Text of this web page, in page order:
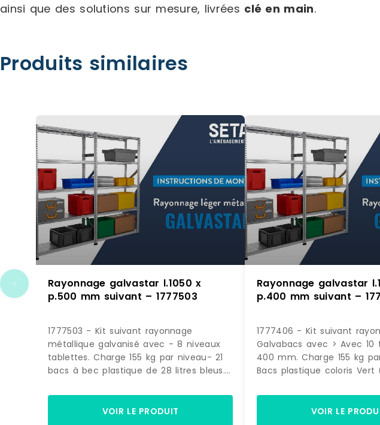
ainsi que des solutions sur mesure, livrées clé en main.
Produits similaires
Rayonnage galvastar l.1050 x
p.500 mm suivant – 1777503
1777503 - Kit suivant rayonnage
métallique galvanisé avec - 8 niveaux
tablettes. Charge 155 kg par niveau- 21
bacs à bec plastique de 28 litres bleus.
mm) Dimensions > Hors tout : L. 1090 x
P. 500 x H.1972 mm> Poids : 60 kg.
VOIR LE PRODUIT
Rayonnage galvastar
p.400 mm suivant –
1777406 - Kit suivant
Galvabacs avec > Avec
400 mm. Charge 155 kg
Bacs plastique coloris Vert
rayonnage : H. 1972 x L.
VOIR LE